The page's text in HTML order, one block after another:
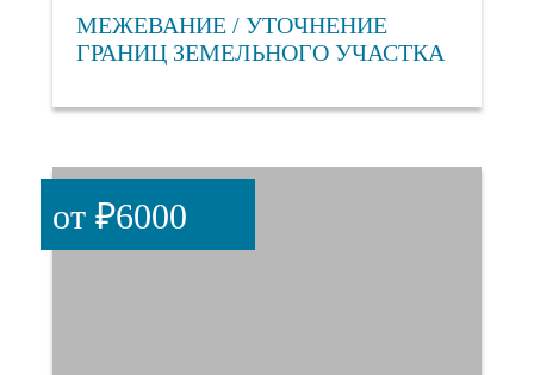
МЕЖЕВАНИЕ / УТОЧНЕНИЕ
ГРАНИЦ ЗЕМЕЛЬНОГО УЧАСТКА
от ₽6000